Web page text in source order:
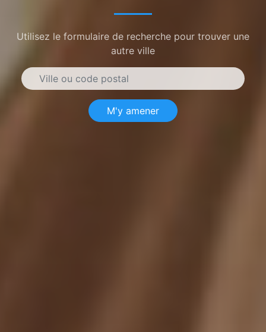
Utilisez le formulaire de recherche pour trouver une
autre ville
M'y amener